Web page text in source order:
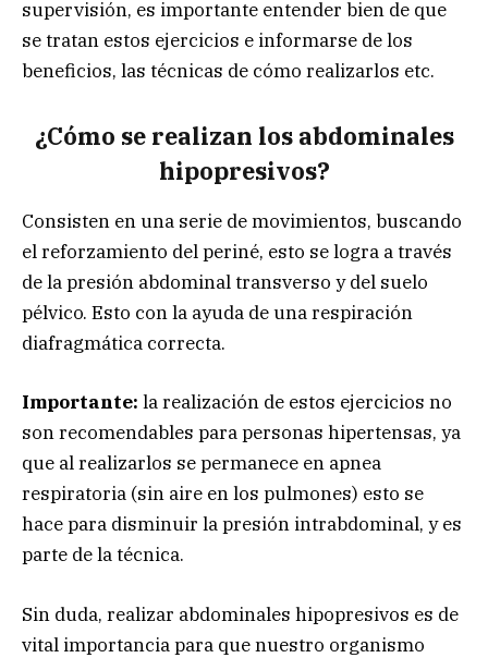
supervisión, es importante entender bien de que
se tratan estos ejercicios e informarse de los
beneficios, las técnicas de cómo realizarlos etc.
¿Cómo se realizan los abdominales
hipopresivos?
Consisten en una serie de movimientos, buscando
el reforzamiento del periné, esto se logra a través
de la presión abdominal transverso y del suelo
pélvico. Esto con la ayuda de una respiración
diafragmática correcta.
Importante: la realización de estos ejercicios no
son recomendables para personas hipertensas, ya
que al realizarlos se permanece en apnea
respiratoria (sin aire en los pulmones) esto se
hace para disminuir la presión intrabdominal, y es
parte de la técnica.
Sin duda, realizar abdominales hipopresivos es de
vital importancia para que nuestro organismo